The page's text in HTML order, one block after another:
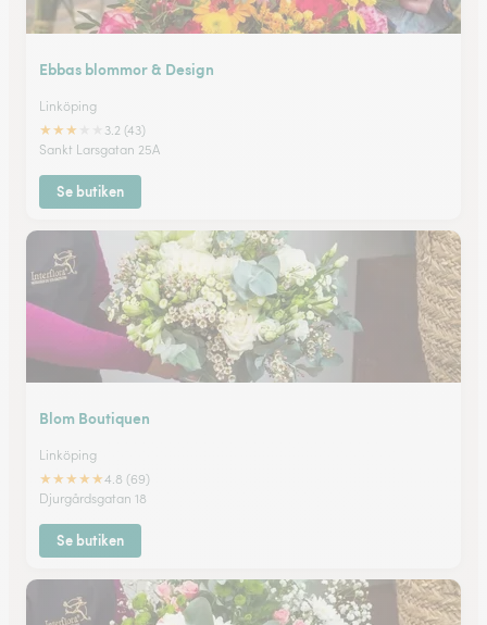
Ebbas blommor & Design
Linköping
★★★
3.2 (43)
Sankt Larsgatan 25A
Se butiken
Blom Boutiquen
Linköping
★★★★★4.8 (69)
Djurgårdsgatan 18
Se butiken